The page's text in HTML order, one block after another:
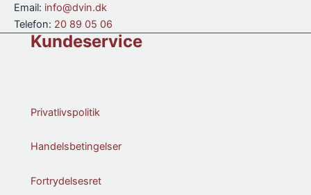
Email: info@dvin.dk
Telefon: 20 89 05 06
Kundeservice
Privatlivspolitik
Handelsbetingelser
Fortrydelsesret